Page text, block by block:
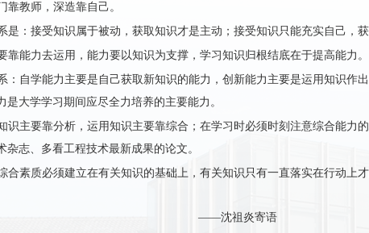
靠教师，深造靠自己。
是：接受知识属于被动，获取知识才是主动；接受知识只能充实自己，获
靠能力去运用，能力要以知识为支撑，学习知识归根结底在于提高能力。
：自学能力主要是自己获取新知识的能力，创新能力主要是运用知识作
是大学学习期间应尽全力培养的主要能力。
识主要靠分析，运用知识主要靠综合；在学习时必须时刻注意综合能力
杂志、多看工程技术最新成果的论文。
合素质必须建立在有关知识的基础上，有关知识只有一直落实在行动上
――沈祖炎寄语